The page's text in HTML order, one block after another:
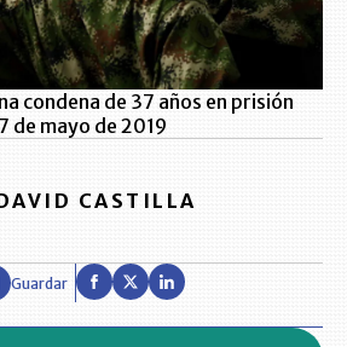
condena de 37 años en prisión
de mayo de 2019
CASTILLA
Guardar